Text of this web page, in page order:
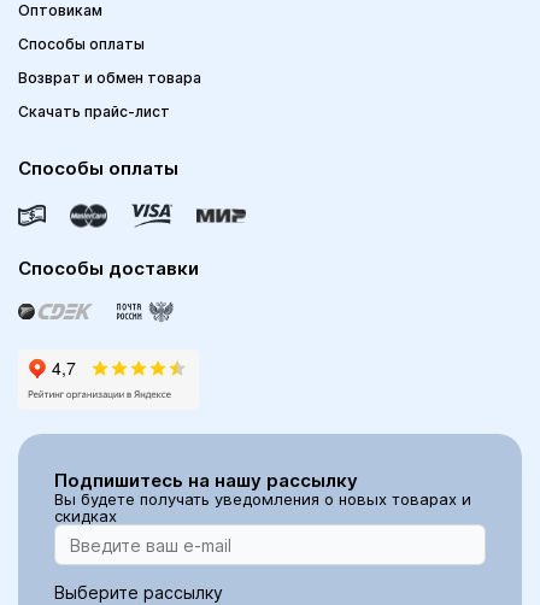
Оптовикам
Способы оплаты
Возврат и обмен товара
Скачать прайс-лист
Способы оплаты
Способы доставки
Подпишитесь на нашу рассылку
Вы будете получать уведомления о новых товарах и
скидках
Выберите рассылку